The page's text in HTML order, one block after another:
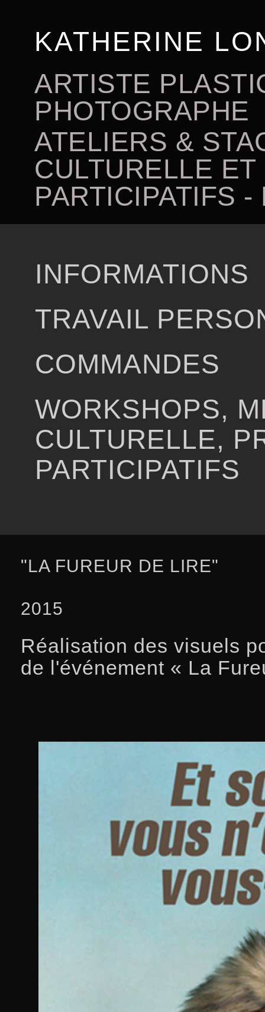
KATHERINE
ARTISTE
PHOTOGRAPHE
ATELIERS &
CULTURELLE
PARTICIPATIFS
INFORMATIONS
TRAVAIL
COMMANDES
WORKSHOPS,
CULTURELLE,
PARTICIPATIFS
"LA FUREUR DE LIRE"
2015
Réalisation des visuels
de l'événement « La